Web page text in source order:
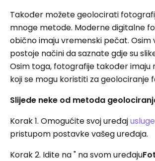
Također možete geolocirati
mnoge metode. Moderne digitalne
obično imaju vremenski pečat. Osim
postoje načini da saznate gdje su
Osim toga, fotografije također
koji se mogu koristiti za geolociranje
Slijede neke od metoda
Korak 1. Omogućite svoj uređaj
pristupom postavke vašeg uređaja.
Korak 2. Idite na " na svom uređaju